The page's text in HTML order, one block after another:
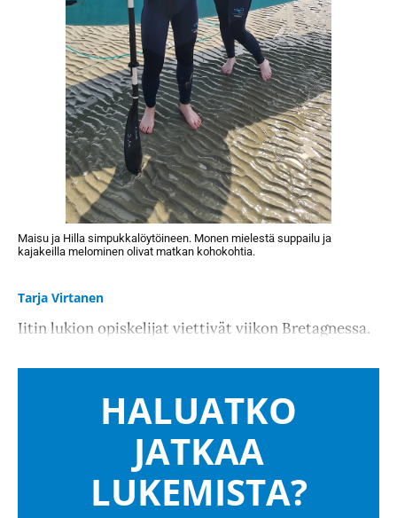
Maisu ja Hilla simpukkalöytöineen. Monen mielestä suppailu ja
kajakeilla melominen olivat matkan kohokohtia.
Tarja Virtanen
Iitin lukion opiskelijat viettivät viikon Bretagnessa.
HALUATKO
JATKAA
LUKEMISTA?